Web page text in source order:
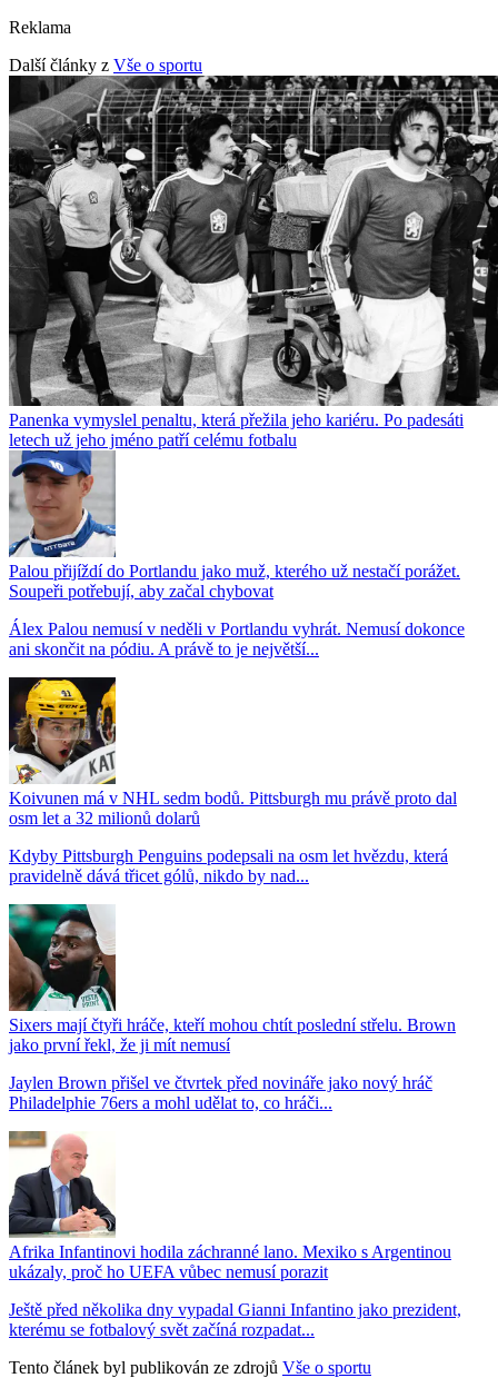
Reklama
Další články z Vše o sportu
Panenka vymyslel penaltu, která přežila jeho kariéru. Po padesáti
letech už jeho jméno patří celému fotbalu
Palou přijíždí do Portlandu jako muž, kterého už nestačí porážet.
Soupeři potřebují, aby začal chybovat
Álex Palou nemusí v neděli v Portlandu vyhrát. Nemusí dokonce
ani skončit na pódiu. A právě to je největší...
Koivunen má v NHL sedm bodů. Pittsburgh mu právě proto dal
osm let a 32 milionů dolarů
Kdyby Pittsburgh Penguins podepsali na osm let hvězdu, která
pravidelně dává třicet gólů, nikdo by nad...
Sixers mají čtyři hráče, kteří mohou chtít poslední střelu. Brown
jako první řekl, že ji mít nemusí
Jaylen Brown přišel ve čtvrtek před novináře jako nový hráč
Philadelphie 76ers a mohl udělat to, co hráči...
Afrika Infantinovi hodila záchranné lano. Mexiko s Argentinou
ukázaly, proč ho UEFA vůbec nemusí porazit
Ještě před několika dny vypadal Gianni Infantino jako prezident,
kterému se fotbalový svět začíná rozpadat...
Tento článek byl publikován ze zdrojů Vše o sportu